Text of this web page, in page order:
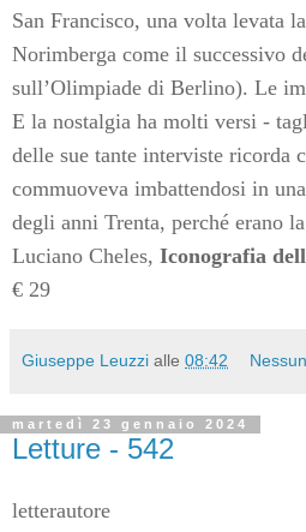
San Francisco, una volta levata
Norimberga come il successivo
sull’Olimpiade di Berlino). Le
E la nostalgia ha molti versi -
delle sue tante interviste ricorda
commuoveva imbattendosi in
degli anni Trenta, perché erano
Luciano Cheles, Iconografia
€ 29
Giuseppe Leuzzi alle 08:42
martedì 23 gennaio 2024
Letture - 542
letterautore